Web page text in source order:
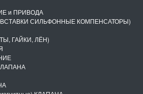
и ПРИВОДА
СИЛЬФОННЫЕ КОМПЕНСАТОРЫ)
ГАЙКИ, ЛЁН)